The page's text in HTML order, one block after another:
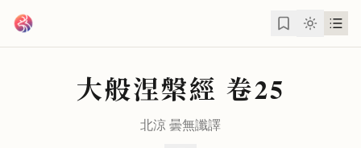
大般涅槃經 卷25
北涼曇無讖譯